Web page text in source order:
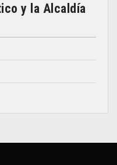
y la Alcaldía